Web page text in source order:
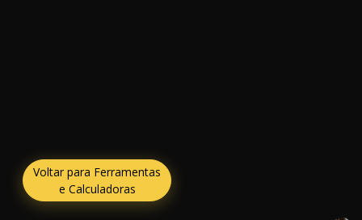
Voltar para Ferramentas
e Calculadoras